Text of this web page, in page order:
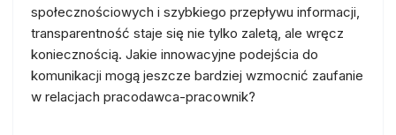
społecznościowych i szybkiego przepływu informacji,
transparentność staje się nie tylko zaletą, ale wręcz
koniecznością. Jakie innowacyjne podejścia do
komunikacji mogą jeszcze bardziej wzmocnić zaufanie
w relacjach pracodawca-pracownik?